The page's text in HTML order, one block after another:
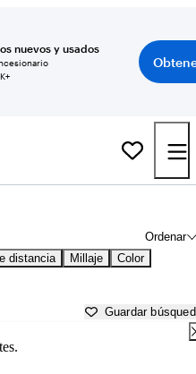
nuevos y usados
Ordenar
distancia Millaje Color
Guardar